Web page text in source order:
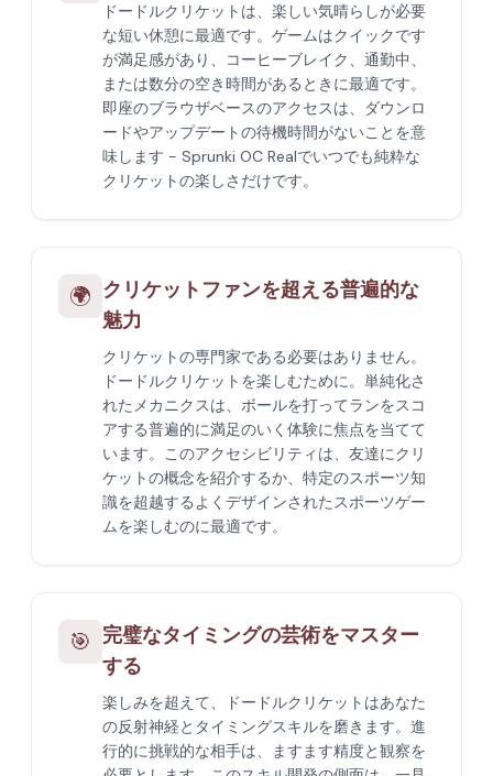
ドードルクリケットは、楽しい気晴らしが必要
な短い休憩に最適です。ゲームはクイックです
が満足感があり、コーヒーブレイク、通勤中、
または数分の空き時間があるときに最適です。
即座のブラウザベースのアクセスは、ダウンロ
ードやアップデートの待機時間がないことを意
味します - Sprunki OC Realでいつでも純粋な
クリケットの楽しさだけです。
🌍 クリケットファンを超える普遍的な
魅力
クリケットの専門家である必要はありません。
ドードルクリケットを楽しむために。単純化さ
れたメカニクスは、ボールを打ってランをスコ
アする普遍的に満足のいく体験に焦点を当てて
います。このアクセシビリティは、友達にクリ
ケットの概念を紹介するか、特定のスポーツ知
識を超越するよくデザインされたスポーツゲー
ムを楽しむのに最適です。
🎯 完璧なタイミングの芸術をマスター
する
楽しみを超えて、ドードルクリケットはあなた
の反射神経とタイミングスキルを磨きます。進
行的に挑戦的な相手は、ますます精度と観察を